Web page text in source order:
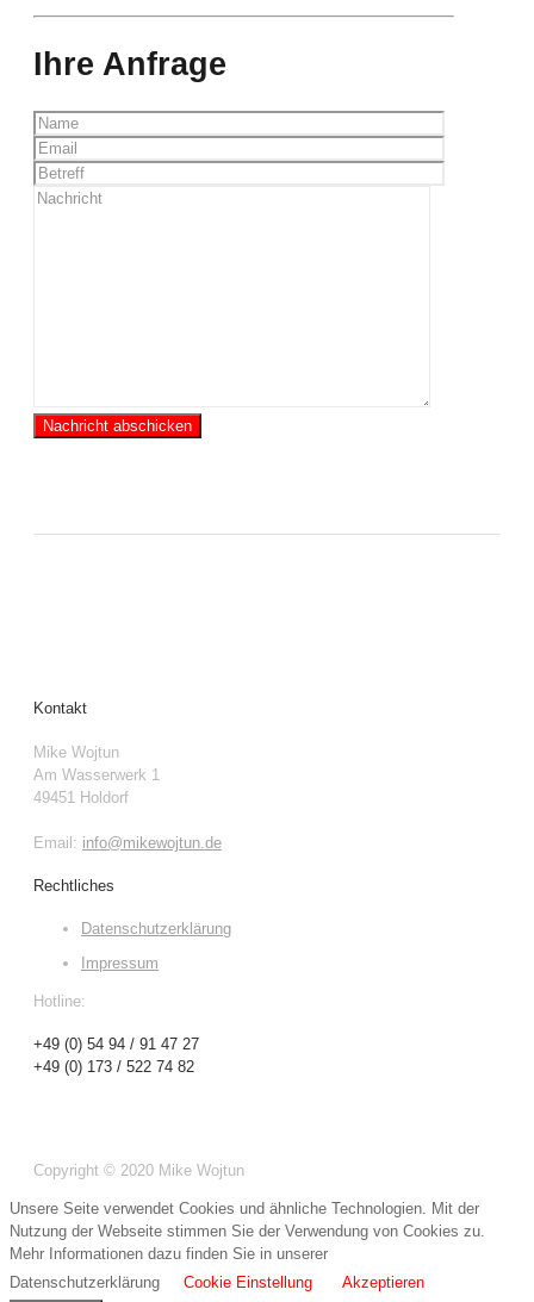
Ihre Anfrage
Kontakt
Mike Wojtun
Am Wasserwerk 1
49451 Holdorf
Email: info@mikewojtun.de
Rechtliches
Datenschutzerklärung
Impressum
Hotline:
+49 (0) 54 94 / 91 47 27
+49 (0) 173 / 522 74 82
Copyright © 2020 Mike Wojtun
Unsere Seite verwendet Cookies und ähnliche Technologien. Mit der
Nutzung der Webseite stimmen Sie der Verwendung von Cookies zu.
Mehr Informationen dazu finden Sie in unserer
Datenschutzerklärung
Cookie Einstellung Akzeptieren